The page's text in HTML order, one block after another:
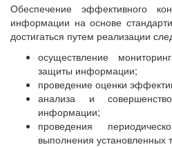
Обеспечение эффективного
информации на основе
достигаться путем реализации
осуществление
защиты информации;
проведение оценки
анализа и
информации;
проведения
выполнения установленных